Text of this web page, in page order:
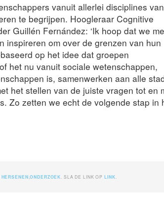
vanuit allerlei disciplines
te begrijpen. Hoogleraar Cognitive
Guillén Fernández: ‘Ik hoop dat we
inspireren om over de grenzen van hun
op het idee dat groepen
het nu vanuit sociale wetenschappen,
is, samenwerken aan alle
het stellen van de juiste vragen tot en
Zo zetten we echt de volgende stap in
HERSENEN ,ONDERZOEK . SLA DE LINK OPLINK